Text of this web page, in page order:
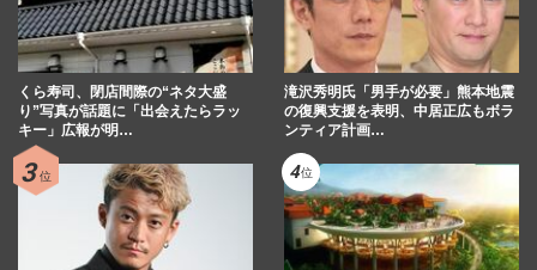
くら寿司、閉店間際の“ネタ大盛
り”写真が話題に「出会えたらラッ
キー」広報が明…
滝沢秀明氏「男手が必要」熊本地震
の復興支援を表明、中居正広もボラ
ンティア計画…